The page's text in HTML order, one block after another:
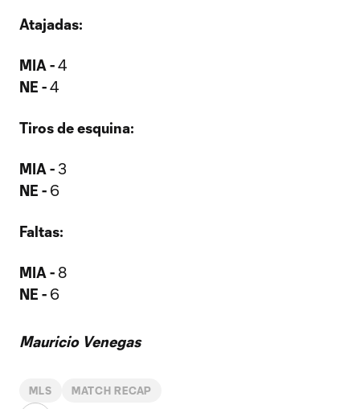
Atajadas:
MIA -4
NE -4
Tiros de esquina:
MIA - 3
NE - 6
Faltas:
MIA - 8
NE - 6
Mauricio Venegas
MLS MATCH RECAP